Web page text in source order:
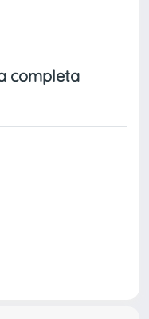
completa